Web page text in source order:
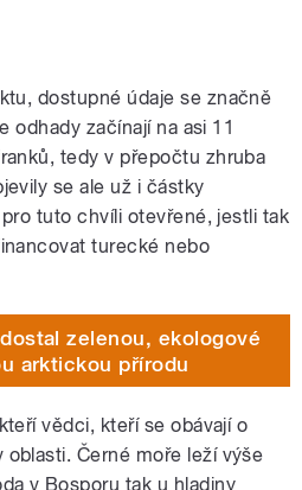
dostupné údaje se značně
odhady začínají na asi 11
tedy v přepočtu zhruba
se ale už i částky
tuto chvíli otevřené, jestli tak
turecké nebo
zelenou, ekologové
arktickou přírodu
vědci, kteří se obávají o
Černé moře leží výše
v Bosporu tak u hladiny